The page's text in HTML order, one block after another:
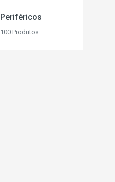
Periféricos
100 Produtos